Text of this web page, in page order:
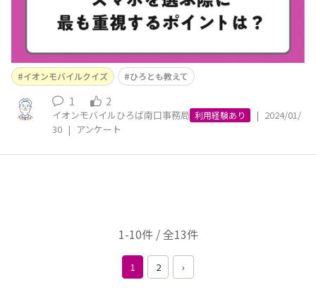
イオンモバイルクイズ ひろとも教えて
1 2
イオンモバイルひろば南口事務局 利用経験あり | 2024/01/
30 | アンケート
1-10件 / 全13件
1 2 ›